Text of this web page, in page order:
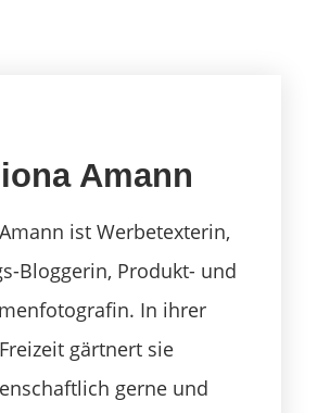
Amann
ist Werbetexterin,
Bloggerin, Produkt- und
In ihrer
Freizeit gärtnert sie
gerne und